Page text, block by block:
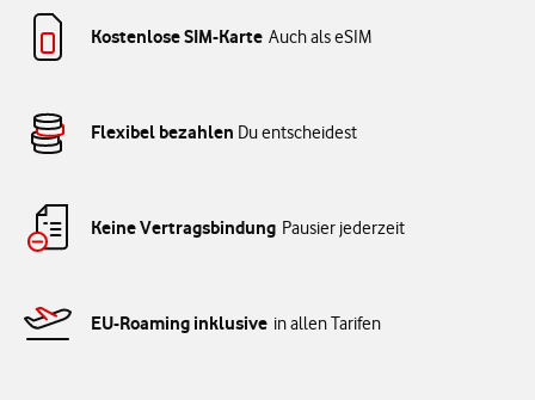
Kostenlose SIM-Karte Auch als eSIM
Flexibel bezahlen Du entscheidest
Keine Vertragsbindung Pausier jederzeit
EU-Roaming inklusive in allen Tarifen